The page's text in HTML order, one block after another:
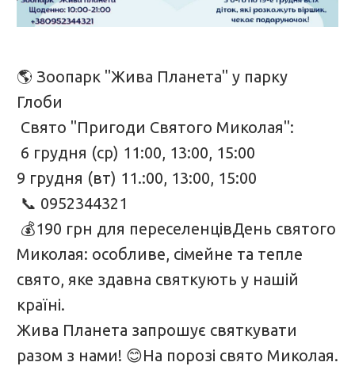
🌎 Зоопарк "Жива Планета" у парку
Глоби
Свято "Пригоди Святого Миколая":
6 грудня (ср) 11:00, 13:00, 15:00
9 грудня (вт) 11.:00, 13:00, 15:00
📞 0952344321
💰190 грн для переселенцівДень святого
Миколая: особливе, сімейне та тепле
свято, яке здавна святкують у нашій
країні.
Жива Планета запрошує святкувати
разом з нами! 😊На порозі свято Миколая.